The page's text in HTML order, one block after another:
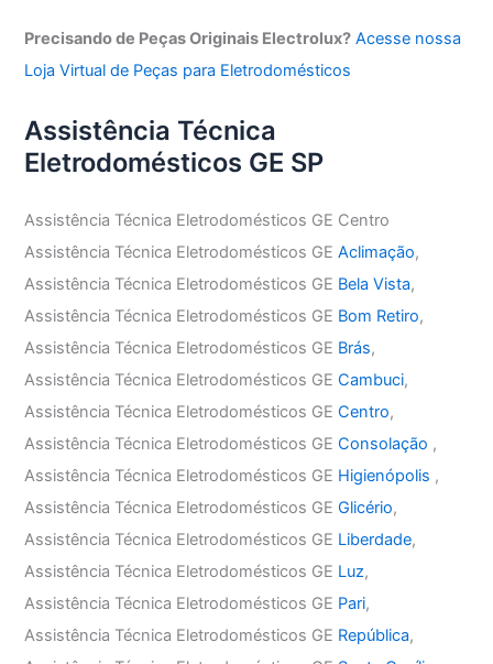
Precisando de Peças Originais Electrolux? Acesse nossa
Loja Virtual de Peças para Eletrodomésticos
Assistência Técnica
Eletrodomésticos GE SP
Assistência Técnica Eletrodomésticos GE Centro
Assistência Técnica Eletrodomésticos GEAclimação,
Assistência Técnica Eletrodomésticos GE Bela Vista,
Assistência Técnica Eletrodomésticos GE Bom Retiro,
Assistência Técnica Eletrodomésticos GE Brás,
Assistência Técnica Eletrodomésticos GECambuci,
Assistência Técnica Eletrodomésticos GECentro,
Assistência Técnica Eletrodomésticos GEConsolação ,
Assistência Técnica Eletrodomésticos GE Higienópolis ,
Assistência Técnica Eletrodomésticos GEGlicério,
Assistência Técnica Eletrodomésticos GE Liberdade,
Assistência Técnica Eletrodomésticos GE Luz,
Assistência Técnica Eletrodomésticos GE Pari,
Assistência Técnica Eletrodomésticos GE República,